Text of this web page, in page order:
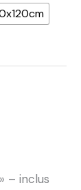
– inclus